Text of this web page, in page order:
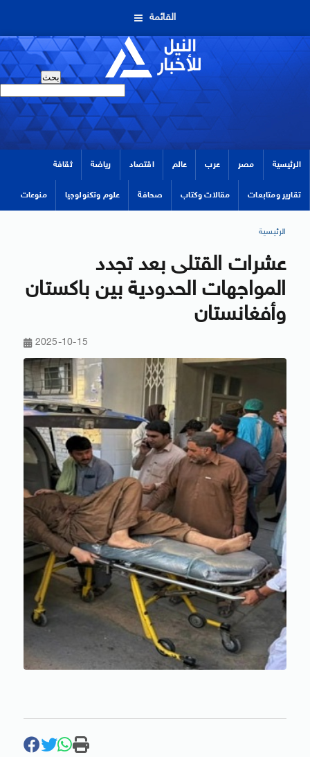
القائمة
الرئيسية مصر عرب عالم اقتصاد رياضة ثقافة
تقارير ومتابعات مقالات وكتاب صحافة علوم وتكنولوجيا منوعات
الرئيسية
عشرات القتلى بعد تجدد
المواجهات الحدودية بين باكستان
وأفغانستان
2025-10-15